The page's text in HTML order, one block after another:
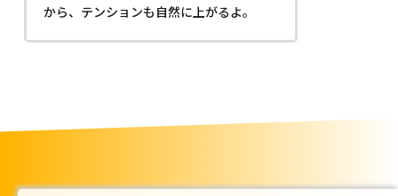
から、テンションも自然に上がるよ。